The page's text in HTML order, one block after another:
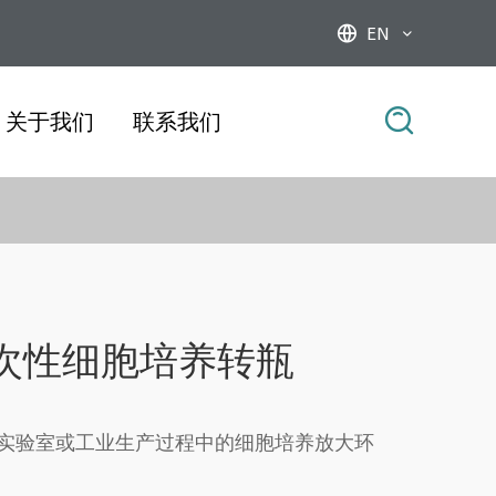
 EN 
关于我们 联系我们 
性细胞培养转瓶
验室或工业生产过程中的细胞培养放大环